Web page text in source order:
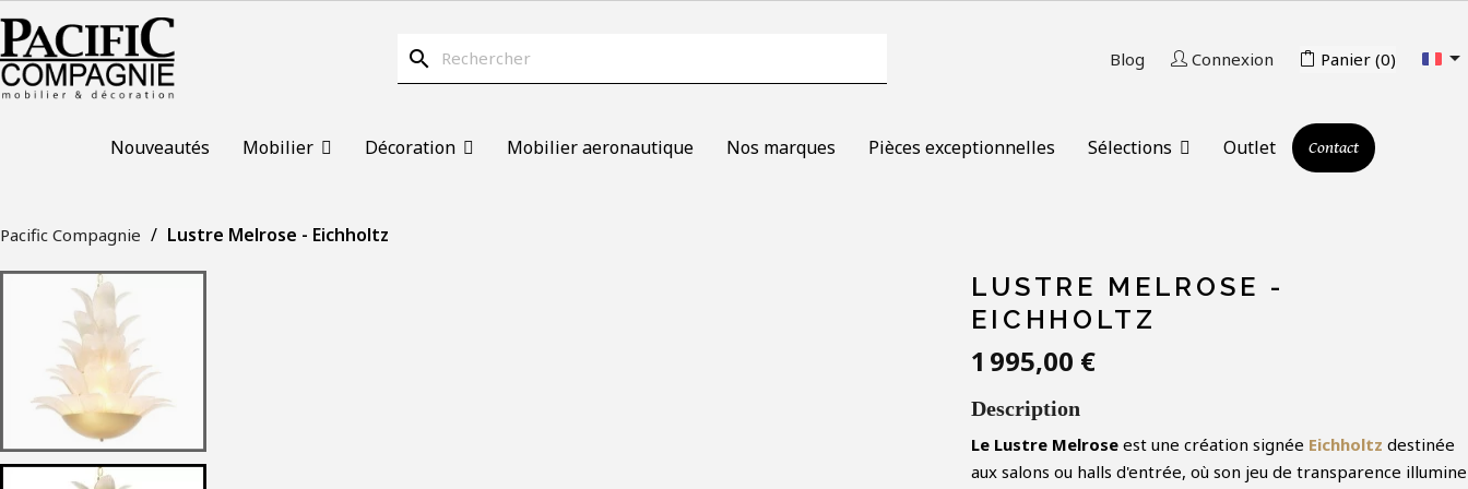
search Blog Connexion Panier (0) 
Nouveautés Mobilier Décoration Mobilier aeronautique Nos marques Pièces exceptionnelles Sélections Outlet Contact
Pacific Compagnie Lustre Melrose - Eichholtz
LUSTRE MELROSE -
EICHHOLTZ
1 995,00 €
Description
Le Lustre Melrose est une création signée Eichholtz destinée
aux salons ou halls d'entrée, où son jeu de transparence illumine